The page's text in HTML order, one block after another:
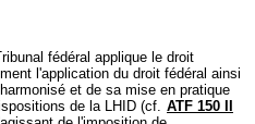
fédéral applique le droit
l'application du droit fédéral ainsi
et de sa mise en pratique
de la LHID (cf. ATF 150 II